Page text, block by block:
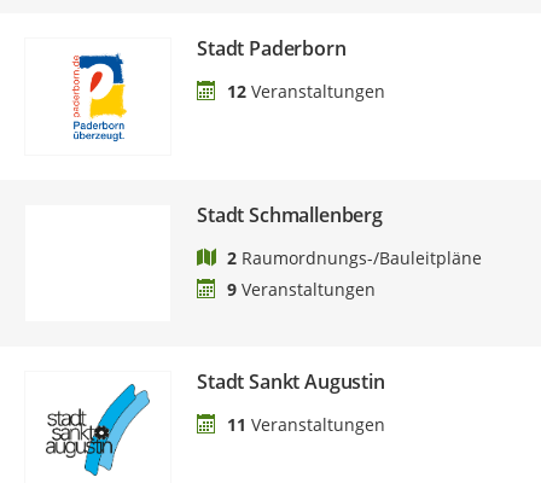
Stadt Paderborn
12 Veranstaltungen
Stadt Schmallenberg
2 Raumordnungs-/Bauleitpläne
9 Veranstaltungen
Stadt Sankt Augustin
11 Veranstaltungen